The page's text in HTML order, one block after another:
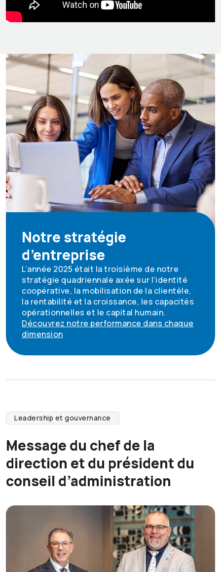
Notre stratégie
d’entreprise
L’année 2025 était la troisième de notre
stratégie quadriennale axée sur l’identité
coopérative, la mobilisation de la clientèle,
la rentabilité et la croissance, les capacités
opérationnelles et le capital humain.
Découvrez notre performance dans chaque
dimension
Leadership et gouvernance
Message du chef de la
direction et du président du
conseil d’administration